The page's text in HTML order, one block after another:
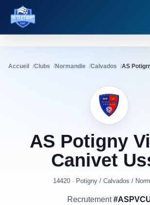
Détections Foot
Accueil Clubs Normandie Calvados AS
AS Potigny
Canivet
14420 · Potigny/ Calvados /
Recrutement